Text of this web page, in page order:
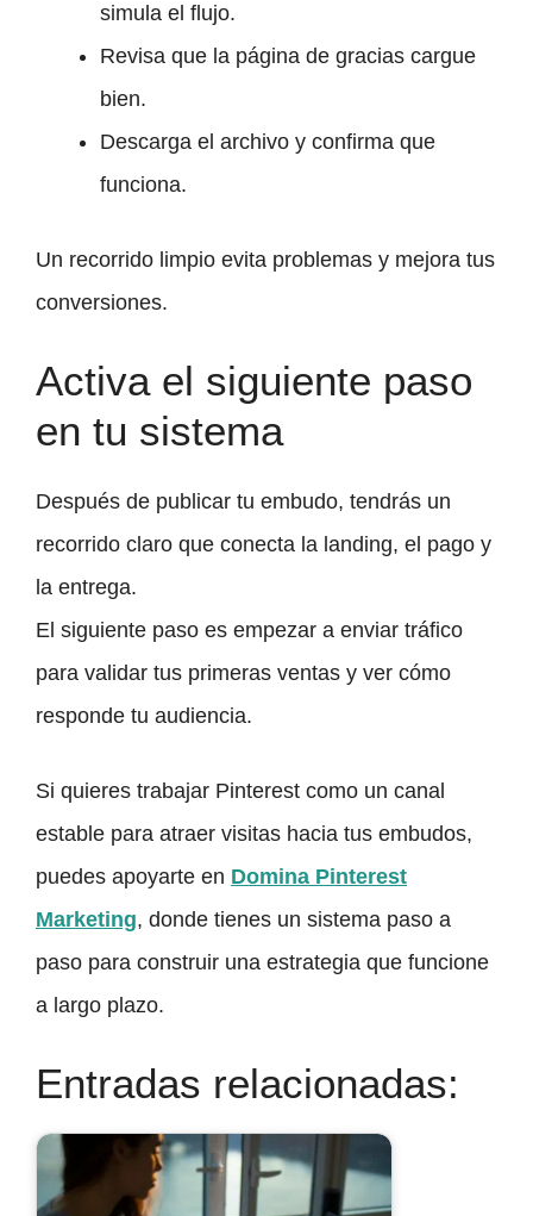
simula el flujo.
Revisa que la página de gracias cargue
bien.
Descarga el archivo y confirma que
funciona.
Un recorrido limpio evita problemas y mejora tus
conversiones.
Activa el siguiente paso
en tu sistema
Después de publicar tu embudo, tendrás un
recorrido claro que conecta la landing, el pago y
la entrega.
El siguiente paso es empezar a enviar tráfico
para validar tus primeras ventas y ver cómo
responde tu audiencia.
Si quieres trabajar Pinterest como un canal
estable para atraer visitas hacia tus embudos,
puedes apoyarte en Domina Pinterest
Marketing, donde tienes un sistema paso a
paso para construir una estrategia que funcione
a largo plazo.
Entradas relacionadas: